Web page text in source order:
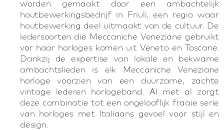
worden gemaakt door een ambachtelijk
houtbewerkingsbedrijf in Friuli, een regio waar
houtbewerking deel uitmaakt van de cultuur. De
ledersoorten die Meccaniche Veneziane gebruikt
vor haar horloges komen uit Veneto en Toscane.
Dankzij de expertise van lokale en bekwame
ambachtslieden is elk Meccaniche Veneziane
horloge voorzien van een duurzame, zachte
vintage lederen horlogeband. Al met al zorgt
deze combinatie tot een ongelooflijk fraaie serie
van horloges met Italiaans gevoel voor stijl en
design.